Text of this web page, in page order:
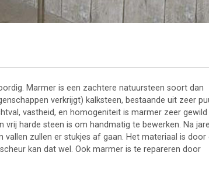
Marmer is een zachtere natuursteen soort dan
verkrijgt) kalksteen, bestaande uit zeer
vastheid, en homogeniteit is marmer zeer gewild
harde steen is om handmatig te bewerken. Na
zullen er stukjes af gaan. Het materiaal is door
kan dat wel. Ook marmer is te repareren door